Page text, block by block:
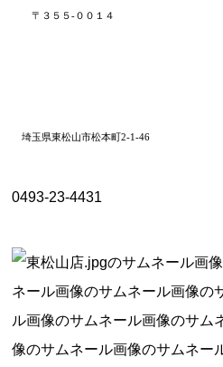
〒３５５-００１４
埼玉県東松山市松本町2-1-46
0493-23-4431